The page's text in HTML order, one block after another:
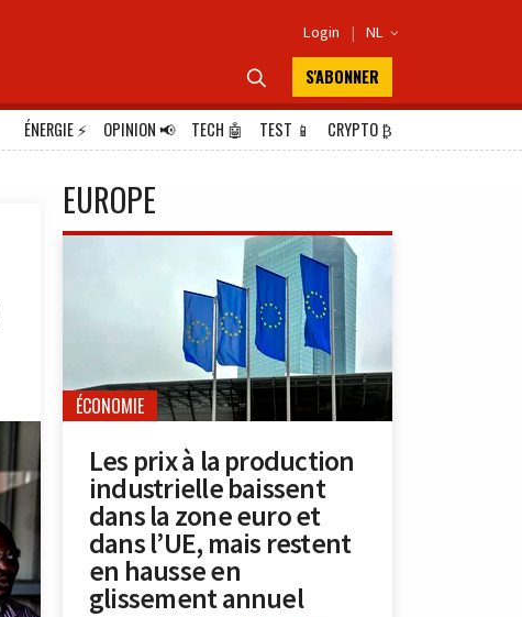
Login | NL 
 S'ABONNER
ÉNERGIE⚡ OPINION📢 TECH 🤖 TEST 📱 CRYPTO₿
EUROPE
ÉCONOMIE
Les prix à la production
industrielle baissent
dans la zone euro et
dans l’UE, mais restent
en hausse en
glissement annuel